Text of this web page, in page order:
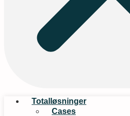
Totalløsninger
Cases